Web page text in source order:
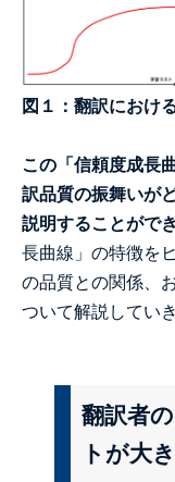
図１：翻訳におけ
この「信頼度成長
訳品質の振舞いが
説明することがで
長曲線」の特徴を
の品質との関係、
ついて解説してい
翻訳者
トが大